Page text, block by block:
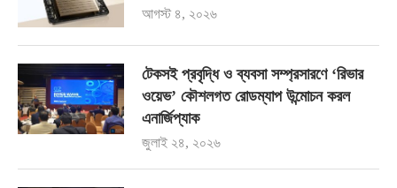
আগস্ট ৪, ২০২৬
টেকসই প্রবৃদ্ধি ও ব্যবসা সম্প্রসারণে ‘রিভার
ওয়েভ’ কৌশলগত রোডম্যাপ উন্মোচন করল
এনার্জিপ্যাক
জুলাই ২৪, ২০২৬